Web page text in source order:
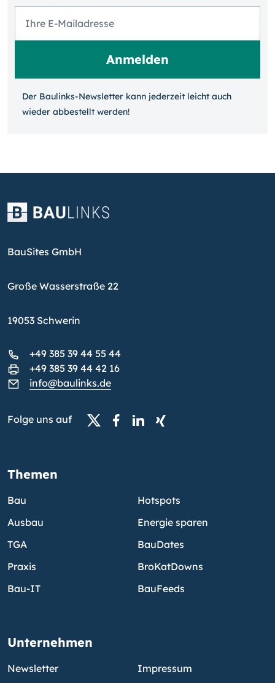
Der Baulinks-Newsletter kann jeder­zeit leicht auch
wieder ab­bestellt werden!
BauSites GmbH
Große Wasserstraße 22
19053 Schwerin
+49 385 39 44 55 44
+49 385 39 44 42 16
info@baulinks.de
Folge uns auf
Themen
Bau
Ausbau
TGA
Praxis
Bau-IT
Hotspots
Energie sparen
BauDates
BroKatDowns
BauFeeds
Unternehmen
Newsletter Impressum